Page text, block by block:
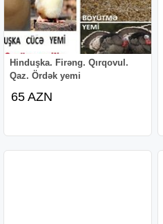
Hinduşka. Firəng. Qırqovul.
Qaz. Ördək yemi
65 AZN